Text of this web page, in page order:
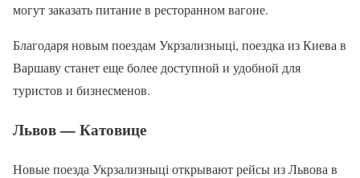
могут заказать питание в ресторанном вагоне.
Благодаря новым поездам Укрзализныці, поездка из Киева в
Варшаву станет еще более доступной и удобной для
туристов и бизнесменов.
Львов — Катовице
Новые поезда Укрзализныці открывают рейсы из Львова в